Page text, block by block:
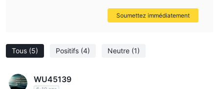
Deuxièmement, Merlion Global ne fournit pas de services aux
résidents de la Corée du Nord, du Congo, de l'Iran, de la Libye,
Soudan du Sud, du Yémen, de la Somalie, de la Russie, du
Bélarus et du Venezuela.
Est-ce que Merlion Global est légitime ?
Tous (5) Positifs (4) Neutre (1)
WU45139
Soumettez immédiatement